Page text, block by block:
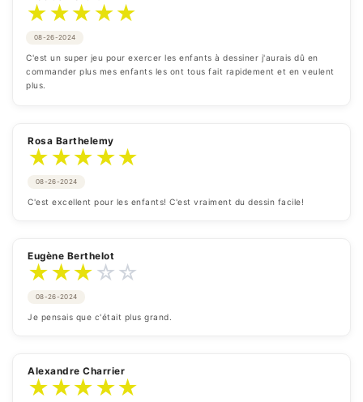
★★★★★
08-26-2024
C'est un super jeu pour exercer les enfants à dessiner j'aurais dû en
commander plus mes enfants les ont tous fait rapidement et en veulent
plus.
Rosa Barthelemy
★★★★★
08-26-2024
C'est excellent pour les enfants! C'est vraiment du dessin facile!
Eugène Berthelot
★★★☆☆
08-26-2024
Je pensais que c'était plus grand.
Alexandre Charrier
★★★★★